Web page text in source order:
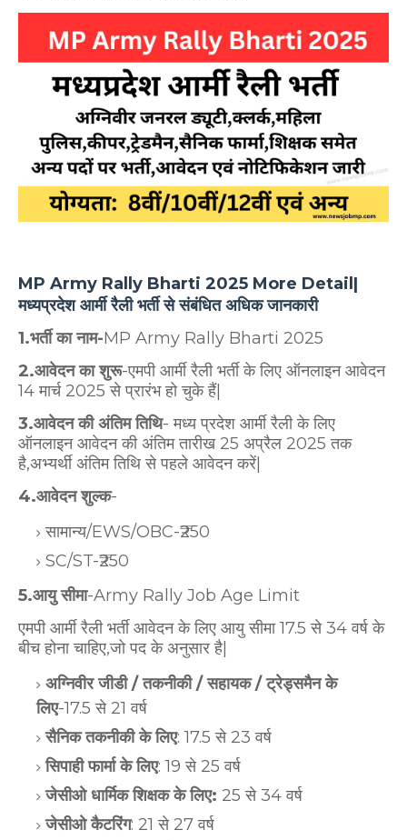
MP Army Rally Bharti 2025 More Detail|
मध्यप्रदेश आर्मी रैली भर्ती से संबंधित अधिक जानकारी
1.भर्ती का नाम-MP Army Rally Bharti 2025
2.आवेदन का शुरू-एमपी आर्मी रैली भर्ती के लिए ऑनलाइन आवेदन
14 मार्च 2025 से प्रारंभ हो चुके हैं|
3.आवेदन की अंतिम तिथि- मध्य प्रदेश आर्मी रैली के लिए
ऑनलाइन आवेदन की अंतिम तारीख 25 अप्रैल 2025 तक
है,अभ्यर्थी अंतिम तिथि से पहले आवेदन करें|
4.आवेदन शुल्क-
सामान्य/EWS/OBC-₹250
SC/ST-₹250
5.आयु सीमा-Army Rally Job Age Limit
एमपी आर्मी रैली भर्ती आवेदन के लिए आयु सीमा 17.5 से 34 वर्ष के
बीच होना चाहिए,जो पद के अनुसार है|
अग्निवीर जीडी / तकनीकी / सहायक / ट्रेड्समैन के
लिए-17.5 से 21 वर्ष
सैनिक तकनीकी के लिए: 17.5 से 23 वर्ष
सिपाही फार्मा के लिए: 19 से 25 वर्ष
जेसीओ धार्मिक शिक्षक के लिए: 25 से 34 वर्ष
जेसीओ कैटरिंग: 21 से 27 वर्ष